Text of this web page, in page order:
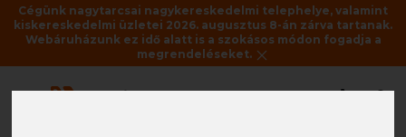
Cégünk nagytarcsai nagykereskedelmi telephelye, valamint
kiskereskedelmi üzletei 2026. augusztus 8-án zárva tartanak.
Webáruházunk ez idő alatt is a szokásos módon fogadja a
megrendeléseket.